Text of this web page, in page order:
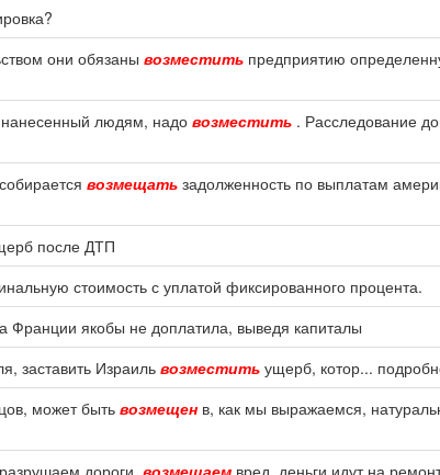
они обязаны возместить предприятию
людям, надо возместить . Расследование
возмещать задолженность по выплатам
после ДТП
стоимость с уплатой фиксированного процента.
якобы не доплатила, выведя капиталы
заставить Израиль возместить ущерб, котор...
может быть возмещен в, как мы выражаемся,
дороги, возмещаем вред, деньги идут на